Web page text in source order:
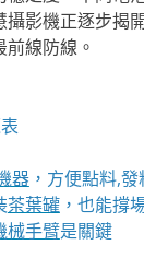
影機正逐步揭
線防線。
器，方便點料,
茶葉罐，也能撐
械手臂是關鍵